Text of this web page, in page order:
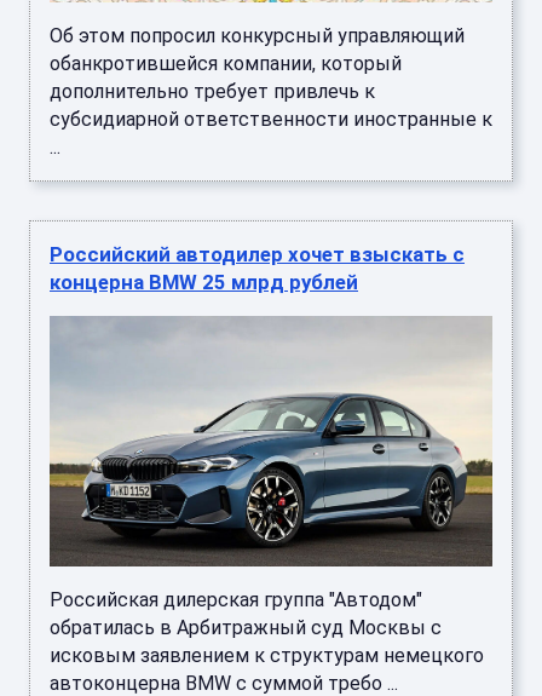
Об этом попросил конкурсный управляющий
обанкротившейся компании, который
дополнительно требует привлечь к
субсидиарной ответственности иностранные к
...
Российский автодилер хочет взыскать с
концерна BMW 25 млрд рублей
Российская дилерская группа "Автодом"
обратилась в Арбитражный суд Москвы с
исковым заявлением к структурам немецкого
автоконцерна BMW с суммой требо ...